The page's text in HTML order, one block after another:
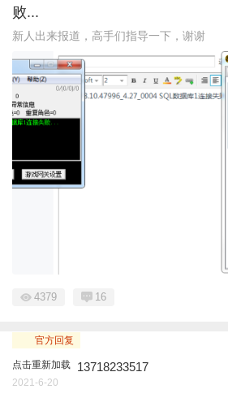
败...
新人出来报道，高手们指导一下，谢谢
4379 16
官方回复
点击重新加载 13718233517
2021-6-20